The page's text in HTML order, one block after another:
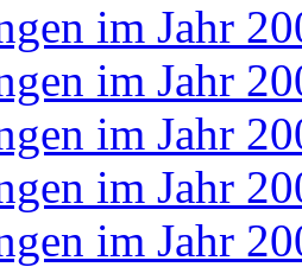
im Jahr
im Jahr
im Jahr
im Jahr
im Jahr